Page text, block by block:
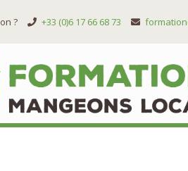
? +33 (0)6 17 66 68 73